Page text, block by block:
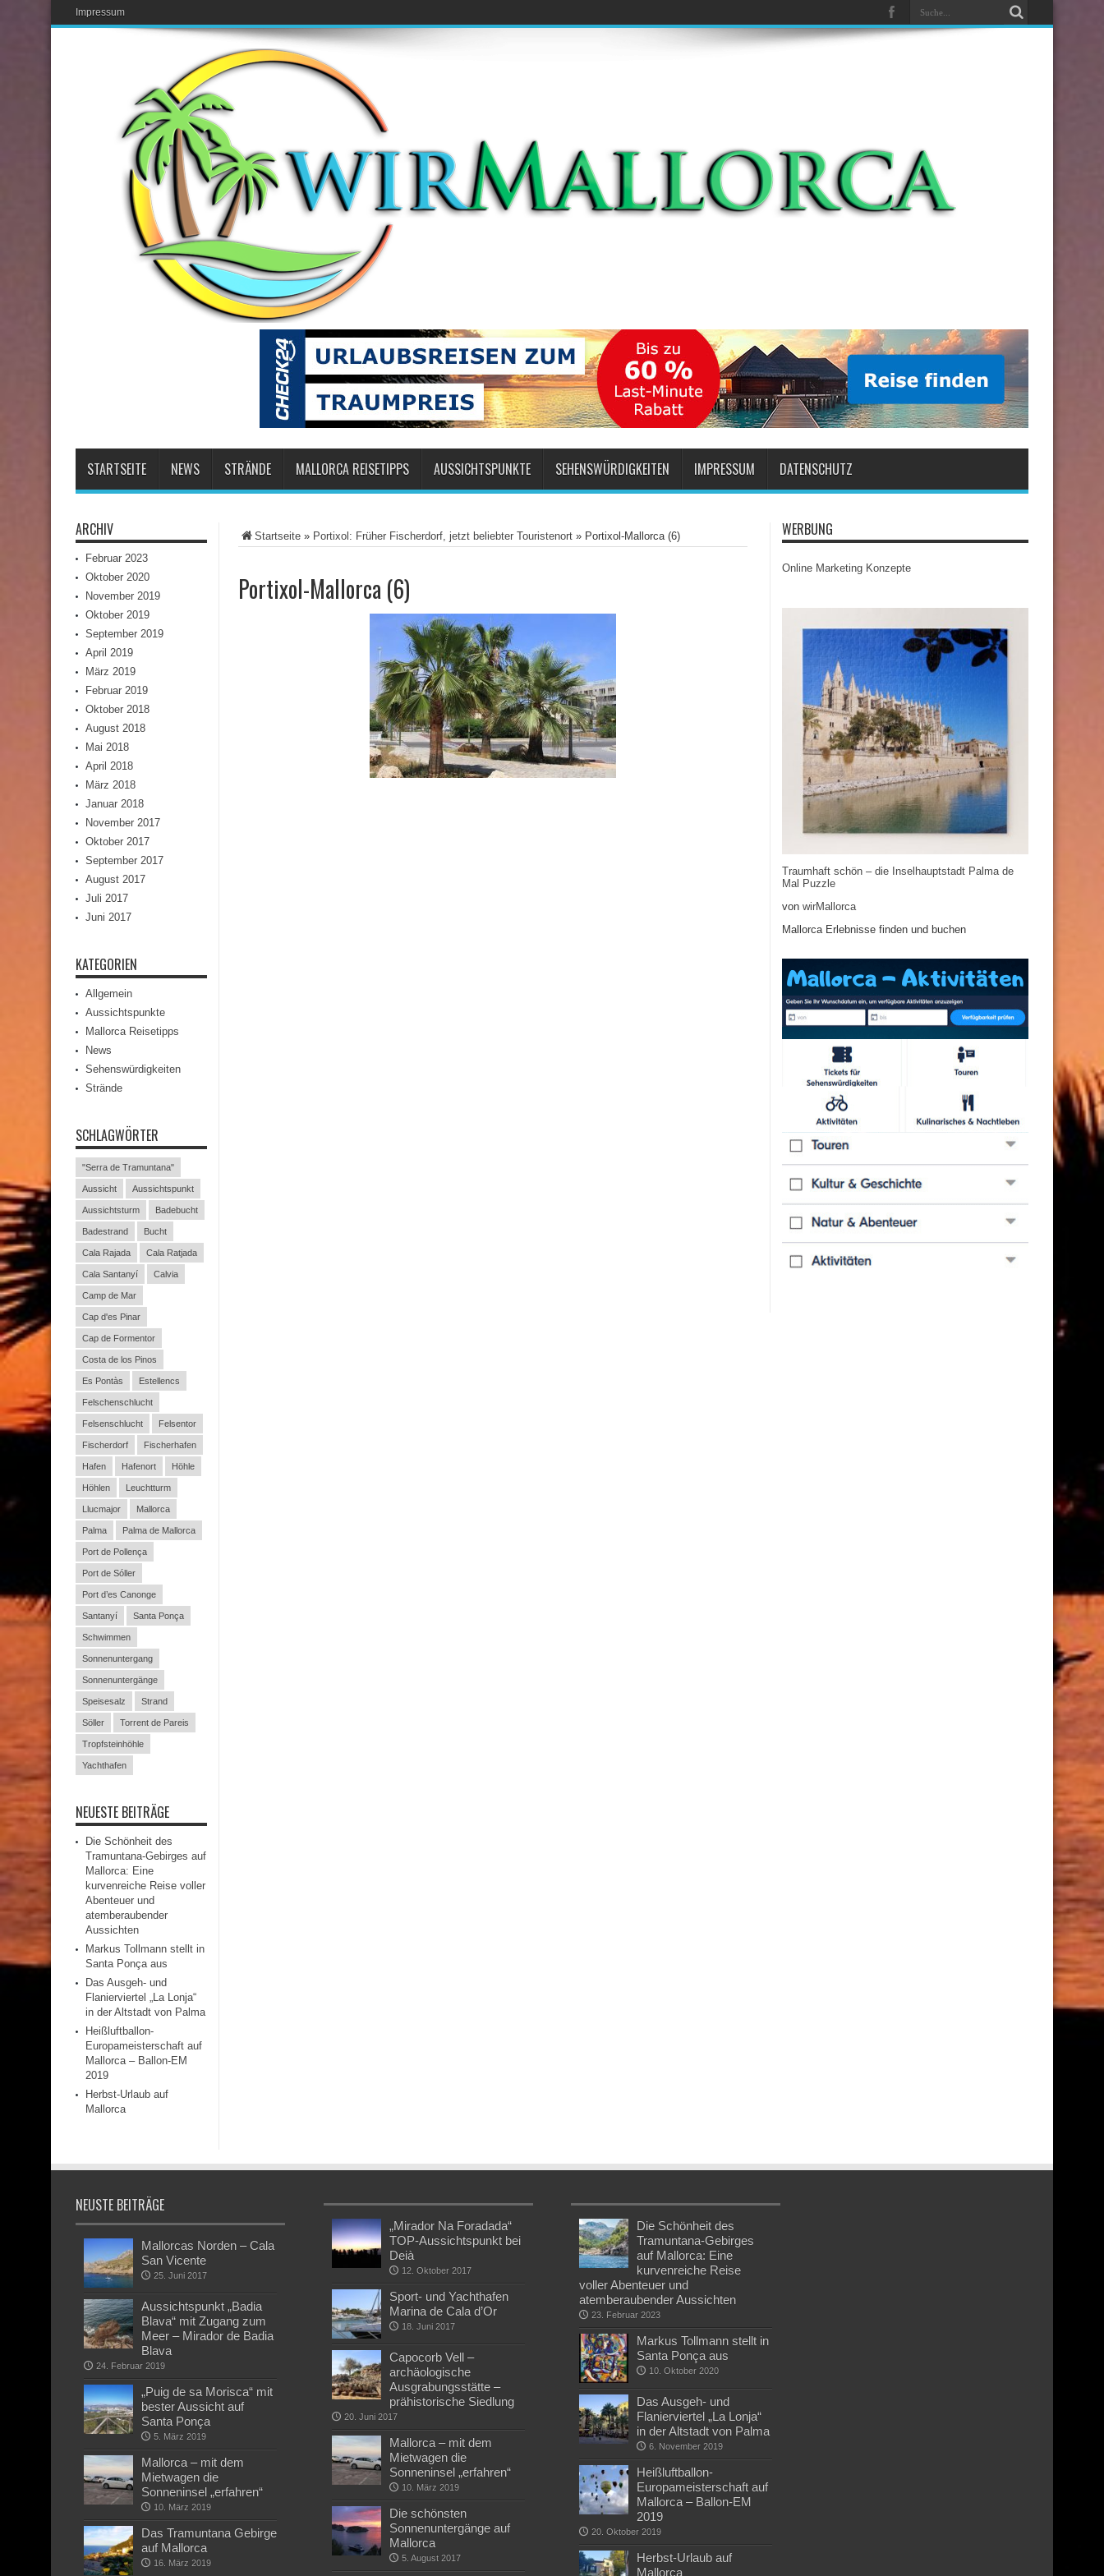
Impressum
STARTSEITE NEWS STRÄNDE MALLORCA REISETIPPS AUSSICHTSPUNKTE SEHENSWÜRDIGKEITEN IMPRESSUM DATENSCHUTZ
Startseite » Portixol: Früher Fischerdorf, jetzt beliebter Touristenort » Portixol-Mallorca (6)
Portixol-Mallorca (6)
ARCHIV
Februar 2023
Oktober 2020
November 2019
Oktober 2019
September 2019
April 2019
März 2019
Februar 2019
Oktober 2018
August 2018
Mai 2018
April 2018
März 2018
Januar 2018
November 2017
Oktober 2017
September 2017
August 2017
Juli 2017
Juni 2017
KATEGORIEN
Allgemein
Aussichtspunkte
Mallorca Reisetipps
News
Sehenswürdigkeiten
Strände
SCHLAGWÖRTER
"Serra de Tramuntana"
Aussicht Aussichtspunkt
Aussichtsturm Badebucht
Badestrand Bucht
Cala Rajada Cala Ratjada
Cala Santanyí Calvia
Camp de Mar
Cap d'es Pinar
Cap de Formentor
Costa de los Pinos
Es Pontàs Estellencs
Felschenschlucht
Felsenschlucht Felsentor
Fischerdorf Fischerhafen
Hafen Hafenort Höhle
Höhlen Leuchtturm
Llucmajor Mallorca
Palma Palma de Mallorca
Port de Pollença
Port de Sóller
Port d’es Canonge
Santanyí Santa Ponça
Schwimmen
Sonnenuntergang
Sonnenuntergänge
Speisesalz Strand
Söller Torrent de Pareis
Tropfsteinhöhle
Yachthafen
NEUESTE BEITRÄGE
Die Schönheit des
Tramuntana-Gebirges auf
Mallorca: Eine
kurvenreiche Reise voller
Abenteuer und
atemberaubender
Aussichten
Markus Tollmann stellt in
Santa Ponça aus
Das Ausgeh- und
Flanierviertel „La Lonja“
in der Altstadt von Palma
Heißluftballon-
Europameisterschaft auf
Mallorca – Ballon-EM
2019
Herbst-Urlaub auf
Mallorca
WERBUNG
Online Marketing Konzepte
Traumhaft schön – die Inselhauptstadt Palma de
Mal Puzzle
von wirMallorca
Mallorca Erlebnisse finden und buchen
NEUSTE BEITRÄGE
Mallorcas Norden – Cala
San Vicente
25. Juni 2017
Aussichtspunkt „Badia
Blava“ mit Zugang zum
Meer – Mirador de Badia
Blava
24. Februar 2019
„Puig de sa Morisca“ mit
bester Aussicht auf
Santa Ponça
5. März 2019
Mallorca – mit dem
Mietwagen die
Sonneninsel „erfahren“
10. März 2019
Das Tramuntana Gebirge
auf Mallorca
16. März 2019
„Mirador Na Foradada“
TOP-Aussichtspunkt bei
Deià
12. Oktober 2017
Sport- und Yachthafen
Marina de Cala d’Or
18. Juni 2017
Capocorb Vell –
archäologische
Ausgrabungsstätte –
prähistorische Siedlung
20. Juni 2017
Mallorca – mit dem
Mietwagen die
Sonneninsel „erfahren“
10. März 2019
Die schönsten
Sonnenuntergänge auf
Mallorca
5. August 2017
Die Schönheit des
Tramuntana-Gebirges
auf Mallorca: Eine
kurvenreiche Reise
voller Abenteuer und
atemberaubender Aussichten
23. Februar 2023
Markus Tollmann stellt in
Santa Ponça aus
10. Oktober 2020
Das Ausgeh- und
Flanierviertel „La Lonja“
in der Altstadt von Palma
6. November 2019
Heißluftballon-
Europameisterschaft auf
Mallorca – Ballon-EM
2019
20. Oktober 2019
Herbst-Urlaub auf
Mallorca